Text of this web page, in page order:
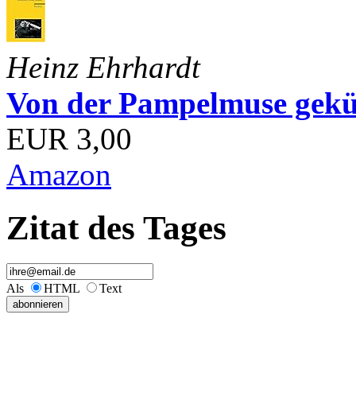
Heinz Ehrhardt
Von der Pampelmuse
EUR 3,00
Amazon
Zitat des Tages
Als HTML Text